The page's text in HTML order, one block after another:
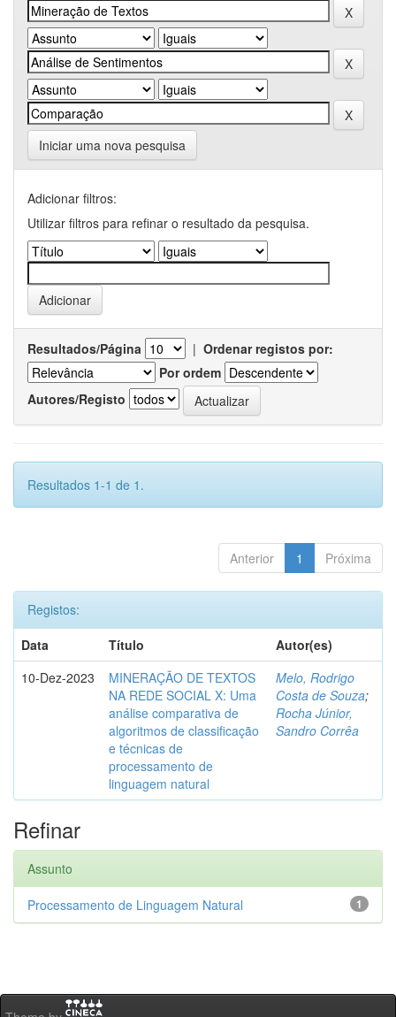
Iniciar uma nova pesquisa
Adicionar filtros:
Utilizar filtros para refinar o resultado da pesquisa.
Resultados/Página | Ordenar registos por:
Por ordem
Autores/Registo
Resultados 1-1 de 1.
Anterior 1 Próxima
Registos:
Data
Título
Autor(es)
10-Dez-2023
MINERAÇÃO DE TEXTOS
NA REDE SOCIAL X: Uma
análise comparativa de
algoritmos de classificação
e técnicas de
processamento de
linguagem natural
Melo, Rodrigo
Costa de Souza;
Rocha Júnior,
Sandro Corrêa
Refinar
Assunto
1
Processamento de Linguagem Natural